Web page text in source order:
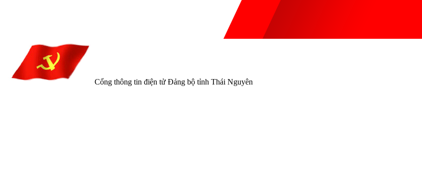
Cổng thông tin điện tử Đảng bộ tỉnh Thái Nguyên